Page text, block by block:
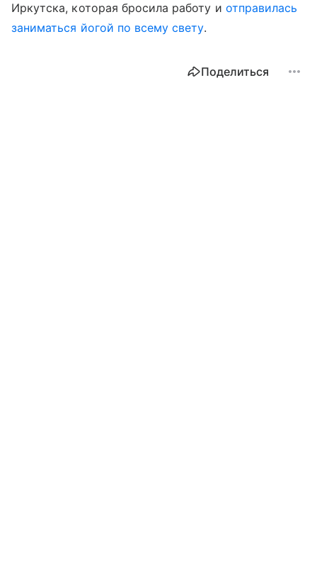
Иркутска, которая бросила работу и отправилась
заниматься йогой по всему свету.
Поделиться